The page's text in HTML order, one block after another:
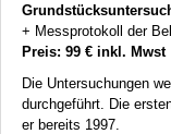
+ Messprotokoll der
Preis: 99 € inkl. Mwst
Die Untersuchungen
durchgeführt. Die
er bereits 1997.